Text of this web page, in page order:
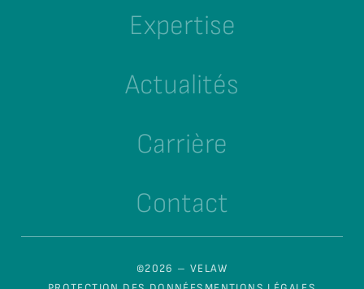
Expertise
Actualités
Carrière
Contact
©2026 – VELAW